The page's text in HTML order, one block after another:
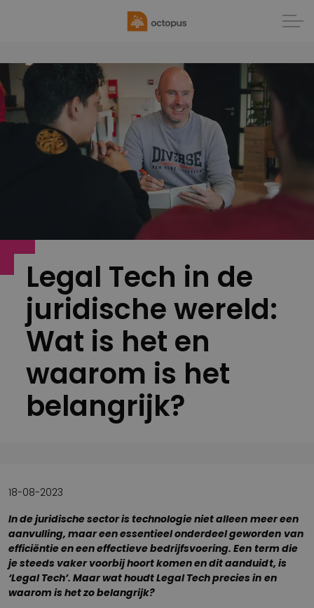
Legal Tech in de
juridische wereld:
Wat is het en
waarom is het
belangrijk?
18-08-2023
In de juridische sector is technologie niet alleen meer een
aanvulling, maar een essentieel onderdeel geworden van
efficiëntie en een effectieve bedrijfsvoering. Een term die
je steeds vaker voorbij hoort komen en dit aanduidt, is
‘Legal Tech’. Maar wat houdt Legal Tech precies in en
waarom is het zo belangrijk?